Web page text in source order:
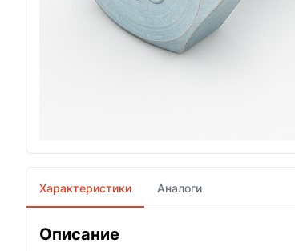
Характеристики Аналоги
Описание